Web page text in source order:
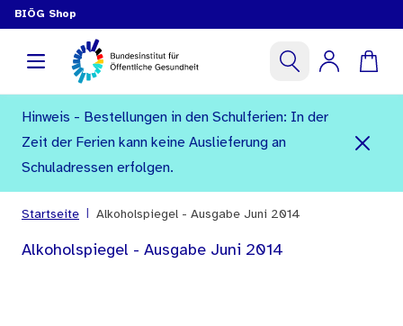
BIÖG Shop
Hinweis - Bestellungen in den Schulferien: In der
Zeit der Ferien kann keine Auslieferung an
Schuladressen erfolgen.
Startseite Alkoholspiegel - Ausgabe Juni 2014
Alkoholspiegel - Ausgabe Juni 2014